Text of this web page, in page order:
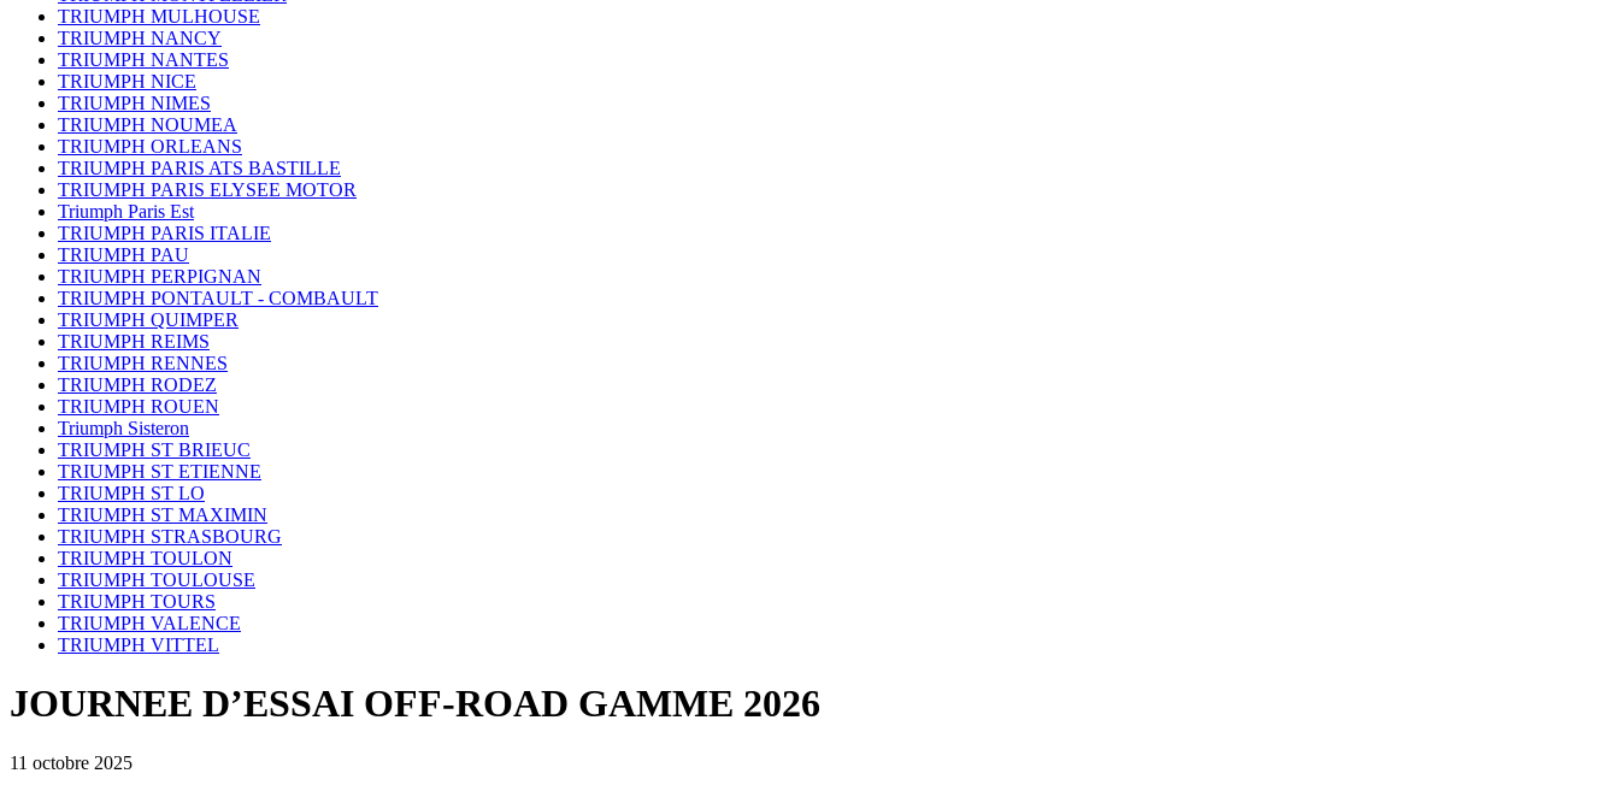
TRIUMPH MULHOUSE
TRIUMPH NANCY
TRIUMPH NANTES
TRIUMPH NICE
TRIUMPH NIMES
TRIUMPH NOUMEA
TRIUMPH ORLEANS
TRIUMPH PARIS ATS BASTILLE
TRIUMPH PARIS ELYSEE MOTOR
Triumph Paris Est
TRIUMPH PARIS ITALIE
TRIUMPH PAU
TRIUMPH PERPIGNAN
TRIUMPH PONTAULT - COMBAULT
TRIUMPH QUIMPER
TRIUMPH REIMS
TRIUMPH RENNES
TRIUMPH RODEZ
TRIUMPH ROUEN
Triumph Sisteron
TRIUMPH ST BRIEUC
TRIUMPH ST ETIENNE
TRIUMPH ST LO
TRIUMPH ST MAXIMIN
TRIUMPH STRASBOURG
TRIUMPH TOULON
TRIUMPH TOULOUSE
TRIUMPH TOURS
TRIUMPH VALENCE
TRIUMPH VITTEL
JOURNEE D’ESSAI OFF-ROAD GAMME 2026
11 octobre 2025